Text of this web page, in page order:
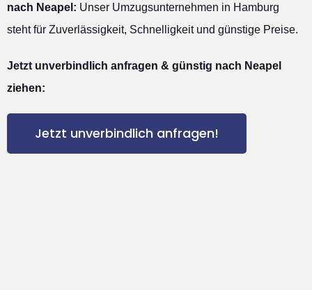
nach Neapel: Unser Umzugsunternehmen in Hamburg
steht für Zuverlässigkeit, Schnelligkeit und günstige Preise.
Jetzt unverbindlich anfragen & günstig nach Neapel
ziehen:
Jetzt unverbindlich anfragen!